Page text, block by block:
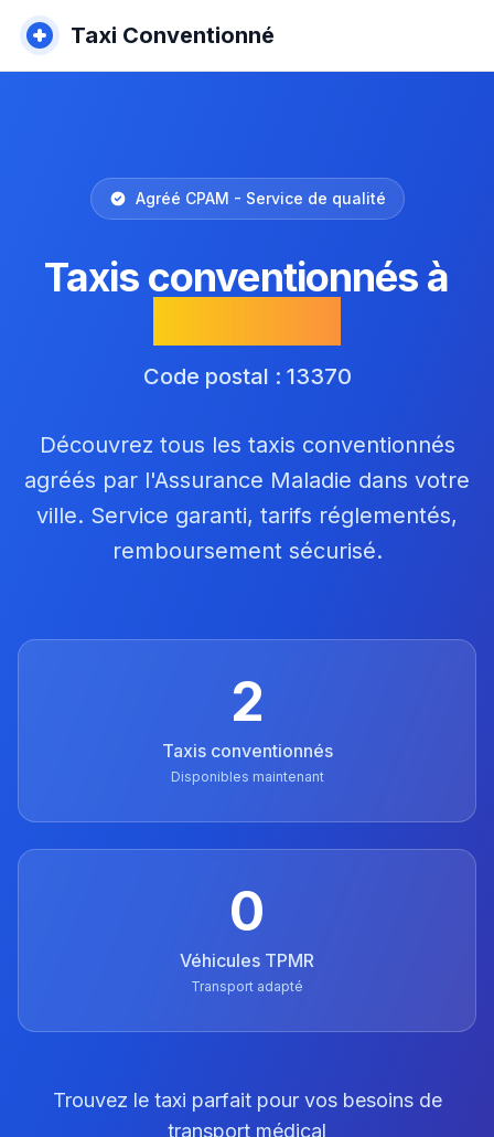
Taxi Conventionné
Agréé CPAM - Service de qualité
Taxis conventionnés à
Code postal : 13370
Découvrez tous les taxis conventionnés
agréés par l'Assurance Maladie dans votre
ville. Service garanti, tarifs réglementés,
remboursement sécurisé.
2
Taxis conventionnés
Disponibles maintenant
0
Véhicules TPMR
Transport adapté
Trouvez le taxi parfait pour vos besoins de
transport médical